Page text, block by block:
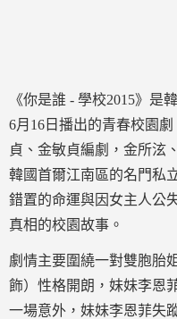
《你是誰 - 學校2015》是
6月16日播出的青春校園
貞、金敏貞編劇，金所泫
韓國首爾江南區的名門私
錯置的命運與因女主人公
真相的校園故事。
劇情主要圍繞一對雙胞胎
飾）性格開朗，妹妹李恩
一場意外，妹妹李恩菲失